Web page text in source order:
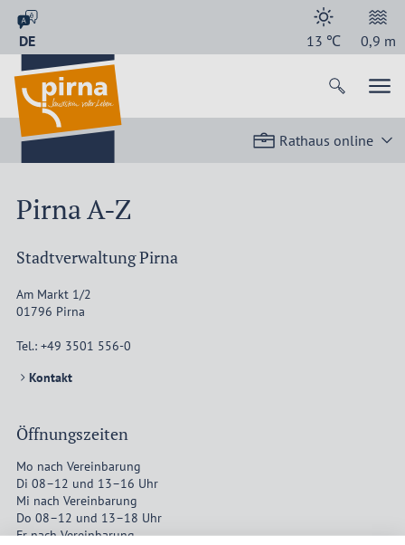
DE 13 ℃ 0,9 m
Rathaus online
Pirna A-Z
Stadtverwaltung Pirna
Am Markt 1/2
01796 Pirna
Tel.: +49 3501 556-0
Kontakt
Öffnungszeiten
Mo nach Vereinbarung
Di 08–12 und 13–16 Uhr
Mi nach Vereinbarung
Do 08–12 und 13–18 Uhr
Fr nach Vereinbarung